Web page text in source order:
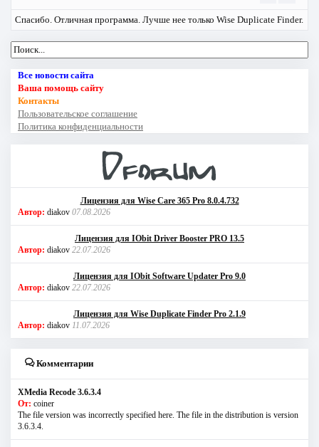
Спасибо. Отличная программа. Лучше нее только Wise Duplicate Finder.
Все новости сайта
Ваша помощь сайту
Контакты
Пользовательское соглашение
Политика конфиденциальности
Лицензия для Wise Care 365 Pro 8.0.4.732
Автор: diakov 07.08.2026
Лицензия для IObit Driver Booster PRO 13.5
Автор: diakov 22.07.2026
Лицензия для IObit Software Updater Pro 9.0
Автор: diakov 22.07.2026
Лицензия для Wise Duplicate Finder Pro 2.1.9
Автор: diakov 11.07.2026
Комментарии
XMedia Recode 3.6.3.4
От: coiner
The file version was incorrectly specified here. The file in the distribution is version
3.6.3.4.